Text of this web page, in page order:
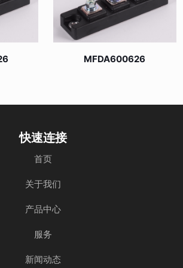
MFDA600626
快速连接
首页
关于我们
产品中心
服务
新闻动态